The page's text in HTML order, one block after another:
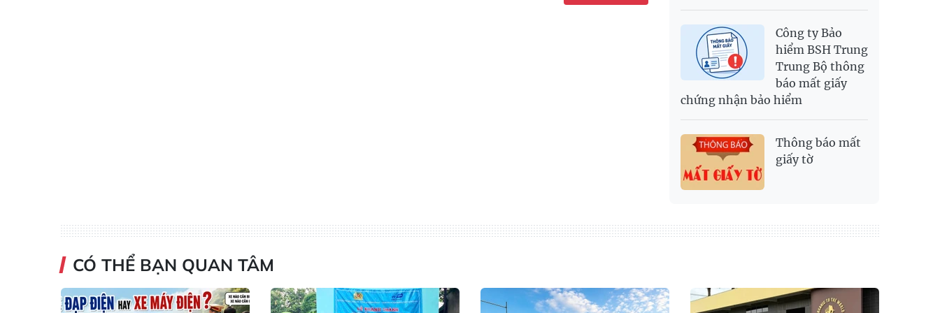
Công ty Bảo
hiểm BSH Trung
Trung Bộ thông
báo mất giấy
chứng nhận bảo hiểm
Thông báo mất
giấy tờ
CÓ THỂ BẠN QUAN TÂM